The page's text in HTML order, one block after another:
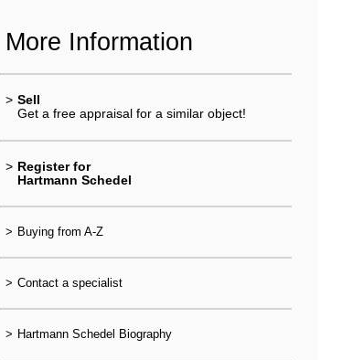
More Information
> Sell
Get a free appraisal for a similar object!
> Register for
Hartmann Schedel
> Buying from A-Z
> Contact a specialist
> Hartmann Schedel Biography